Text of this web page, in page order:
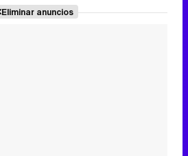
Eliminar anuncios